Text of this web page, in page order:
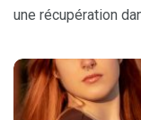
une récupération